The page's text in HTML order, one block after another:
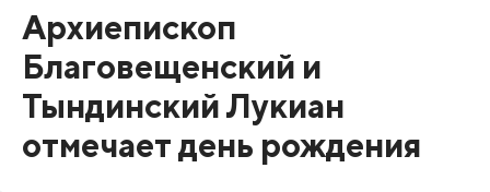
Архиепископ
Благовещенский и
Тындинский Лукиан
отмечает день рождения